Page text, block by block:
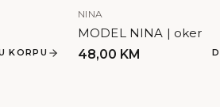
KORPU
NINA
MODEL NINA | oker
48,00 KM